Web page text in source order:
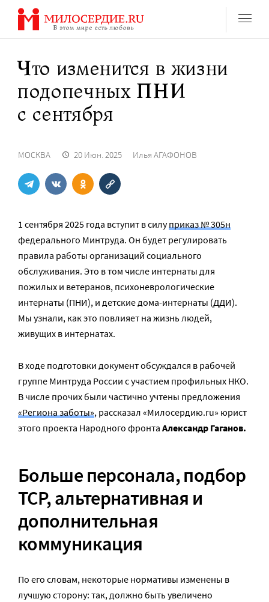
Перейти
содержанию
Что изменится в жизни
подопечных ПНИ
с сентября
МОСКВА 20 Июн. 2025 Илья АГАФОНОВ
1 сентября 2025 года вступит в силуприказ № 305н
федерального Минтруда. Он будет регулировать
правила работы организаций социального
обслуживания. Это в том числе интернаты для
пожилых и ветеранов, психоневрологические
интернаты (ПНИ), и детские дома-интернаты (ДДИ).
Мы узнали, как это повлияет на жизнь людей,
живущих в интернатах.
В ходе подготовки документ обсуждался в рабочей
группе Минтруда России с участием профильных НКО.
В числе прочих были частично учтены предложения
«Региона заботы», рассказал «Милосердию.ru» юрист
этого проекта Народного фронта Александр Гаганов.
Больше персонала, подбор
ТСР, альтернативная и
дополнительная
коммуникация
По его словам, некоторые нормативы изменены в
лучшую сторону: так, должно быть увеличено